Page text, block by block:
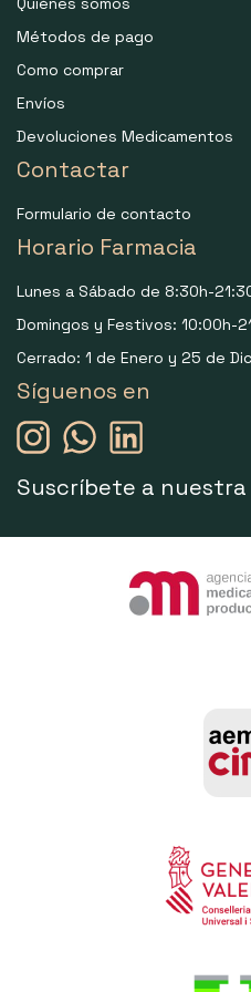
Métodos de pago
Como comprar
Envíos
Devoluciones Medicamentos
Contactar
Formulario de contacto
Horario Farmacia
Lunes a Sábado de 8:30h-
Domingos y Festivos: 10:00h-
Cerrado: 1 de Enero y 25 de
Síguenos en
Suscríbete a